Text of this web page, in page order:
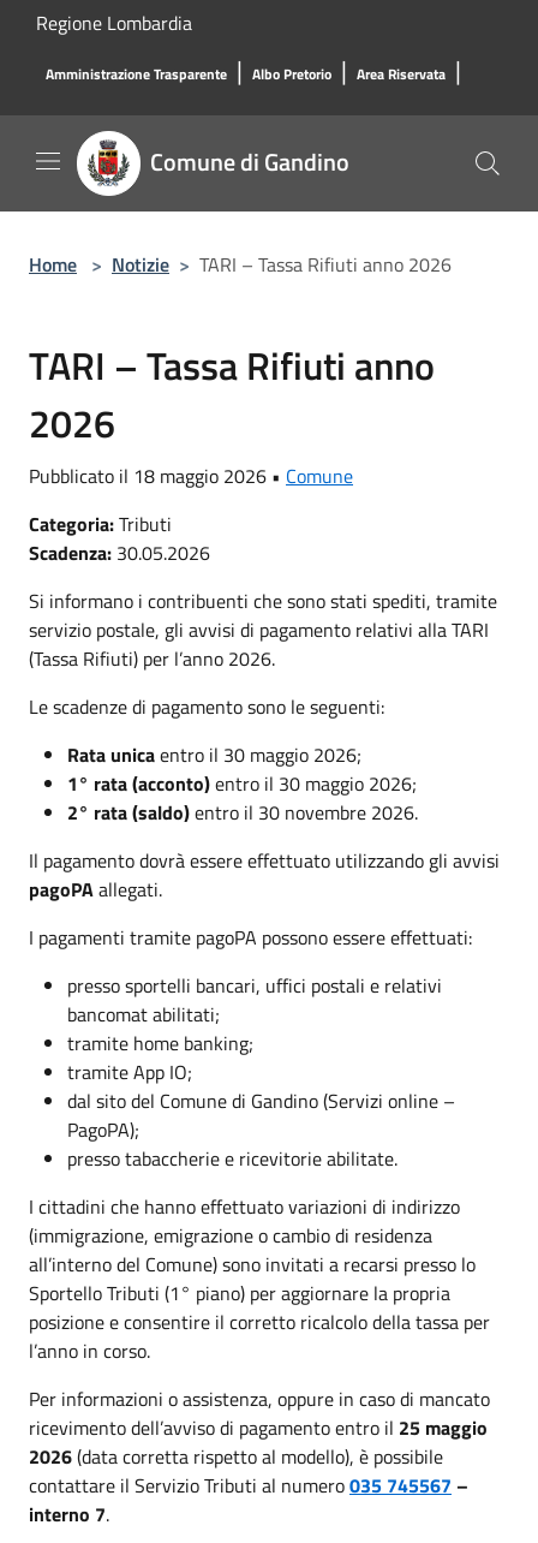
Salta al contenuto principale
Regione Lombardia
Amministrazione Trasparente | Albo Pretorio | Area Riservata |
Comune di Gandino
Home > Notizie > TARI – Tassa Rifiuti anno 2026
TARI – Tassa Rifiuti anno
2026
Pubblicato il 18 maggio 2026 • Comune
Categoria:Tributi
Scadenza: 30.05.2026
Si informano i contribuenti che sono stati spediti, tramite
servizio postale, gli avvisi di pagamento relativi alla TARI
(Tassa Rifiuti) per l’anno 2026.
Le scadenze di pagamento sono le seguenti:
Rata unicaentro il 30 maggio 2026;
1° rata (acconto)entro il 30 maggio 2026;
2° rata (saldo)entro il 30 novembre 2026.
Il pagamento dovrà essere effettuato utilizzando gli avvisi
pagoPAallegati.
I pagamenti tramite pagoPA possono essere effettuati:
presso sportelli bancari, uffici postali e relativi
bancomat abilitati;
tramite home banking;
tramite App IO;
dal sito del Comune di Gandino (Servizi online –
PagoPA);
presso tabaccherie e ricevitorie abilitate.
I cittadini che hanno effettuato variazioni di indirizzo
(immigrazione, emigrazione o cambio di residenza
all’interno del Comune) sono invitati a recarsi presso lo
Sportello Tributi (1° piano) per aggiornare la propria
posizione e consentire il corretto ricalcolo della tassa per
l’anno in corso.
Per informazioni o assistenza, oppure in caso di mancato
ricevimento dell’avviso di pagamento entro il 25 maggio
2026(data corretta rispetto al modello), è possibile
contattare il Servizio Tributi al numero035 745567 –
interno 7.